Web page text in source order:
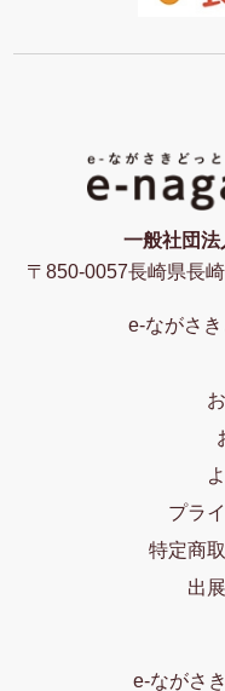
一般社団
〒850-0057長崎県長
e-ながさ
プラ
特定商
出
e-ながさ